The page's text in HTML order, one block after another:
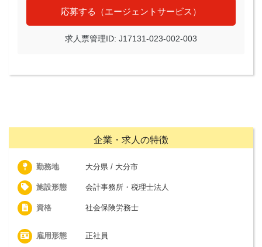
応募する（エージェントサービス）
求人票管理ID: J17131-023-002-003
企業・求人の特徴
勤務地 大分県 / 大分市
施設形態 会計事務所・税理士法人
資格 社会保険労務士
雇用形態 正社員